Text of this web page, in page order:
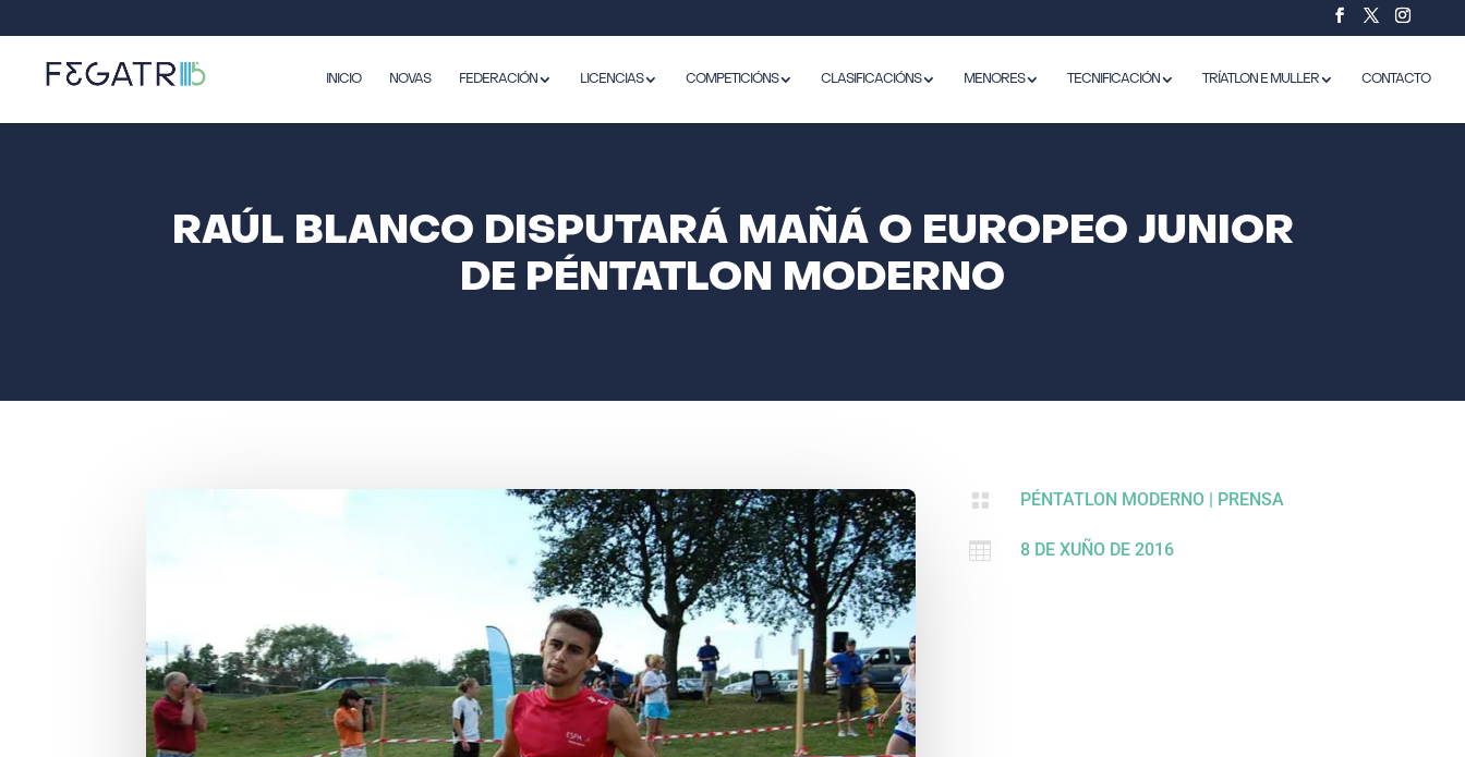
INICIO NOVAS FEDERACIÓN LICENCIAS COMPETICIÓNS CLASIFICACIÓNS MENORES TECNIFICACIÓN TRÍATLON E MULLER CONTACTO
RAÚL BLANCO DISPUTARÁ MAÑÁ O EUROPEO JUNIOR
DE PÉNTATLON MODERNO
 PÉNTATLON MODERNO | PRENSA
 8 DE XUÑO DE 2016